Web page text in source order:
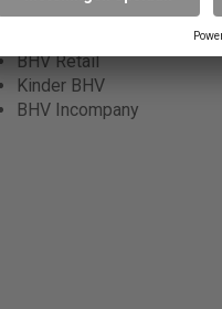
BHV in de zorg
BHV Retail
Kinder BHV
BHV Incompany